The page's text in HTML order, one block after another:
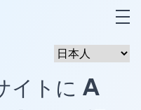
イトに A